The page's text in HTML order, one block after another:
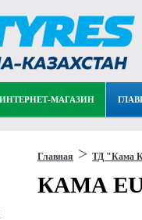
ИНТЕРНЕТ-МАГАЗИН
Главная > ТД "Кама
КАМА